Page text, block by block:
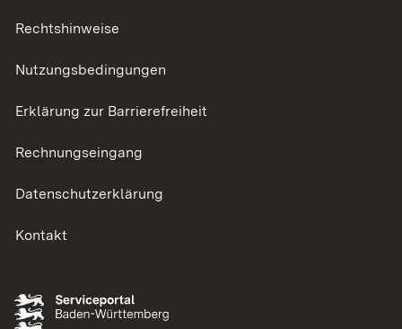
Rechtshinweise
Nutzungsbedingungen
Erklärung zur Barrierefreiheit
Rechnungseingang
Datenschutzerklärung
Kontakt